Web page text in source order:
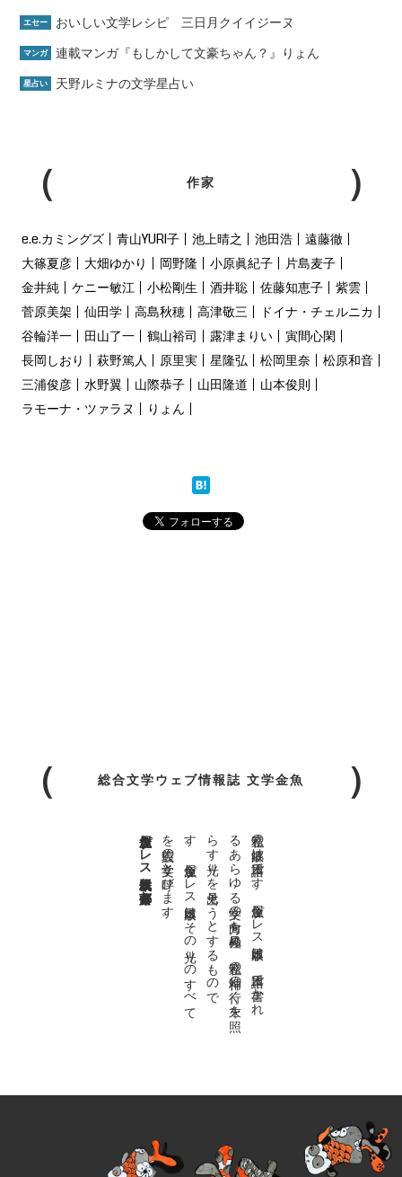
エセー おいしい文学レシピ 三日月クイイジーヌ
マンガ 連載マンガ『もしかして文豪ちゃん？』りょん
星占い 天野ルミナの文学星占い
作家
e.e.カミングズ 青山YURI子 池上晴之 池田浩
遠藤徹
大篠夏彦
大畑ゆかり 岡野隆 小原眞紀子
片島麦子
金井純
ケニー敏江 小松剛生 酒井聡 佐藤知恵子
紫雲
菅原美架
仙田学 高島秋穂 高津敬三
ドイナ・チェルニカ
谷輪洋一
田山了一 鶴山裕司 露津まりい
寅間心閑
長岡しおり
萩野篤人 原里実 星隆弘 松岡里奈
松原和音
三浦俊彦
水野翼 山際恭子 山田隆道
山本俊則
ラモーナ・ツァラヌ
りょん
総合文学ウェブ情報誌 文学金魚
私達の
故郷は
日本語で
す
。
金魚屋プ
レ
ス
日本版は
、
日本語で
書か
れ
る
あ
ら
ゆ
る
文学の
方向を
見極め
、
私達の
精神の
行く
末を
照
ら
す
光り
を
見出そ
う
と
す
る
も
の
で
す
。
金魚屋プ
レ
ス
日本版は
そ
の
光り
の
す
べ
て
を
広義の
文学と
呼び
ま
す
。
金魚屋プレス日本版代表 齋藤都